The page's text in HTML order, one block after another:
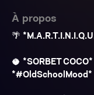
À propos
🌴
🥥 *SORBET COCO*
*#OldSchoolMood*